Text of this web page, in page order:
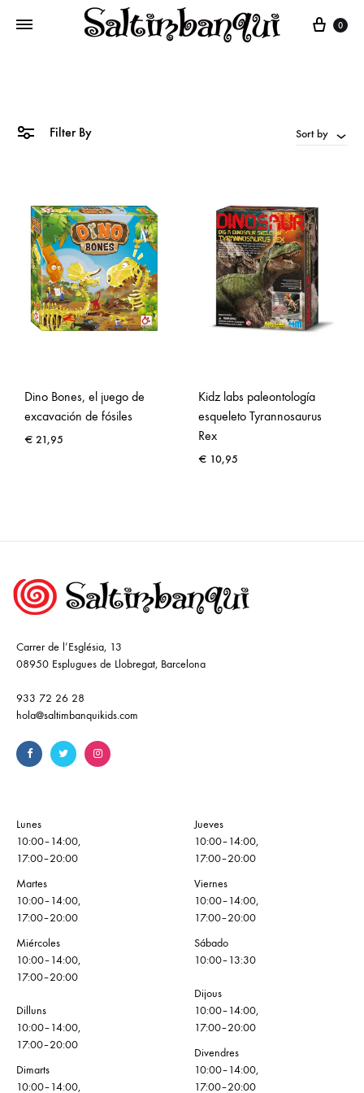
Cart
0
Filter By Sort by
Dino Bones, el juego de
excavación de fósiles
€ 21,95
Kidz labs paleontología
esqueleto Tyrannosaurus
Rex
€ 10,95
Carrer de l’Església, 13
08950 Esplugues de Llobregat, Barcelona
933 72 26 28
hola@saltimbanquikids.com
Lunes
10:00–14:00,
17:00–20:00
Martes
10:00–14:00,
17:00–20:00
Miércoles
10:00–14:00,
17:00–20:00
Dilluns
10:00–14:00,
17:00–20:00
Dimarts
10:00–14:00,
Jueves
10:00–14:00,
17:00–20:00
Viernes
10:00–14:00,
17:00–20:00
Sábado
10:00–13:30
Dijous
10:00–14:00,
17:00–20:00
Divendres
10:00–14:00,
17:00–20:00